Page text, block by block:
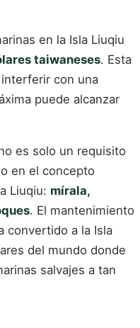
en la Isla Liuqiu
taiwaneses. Esta
con una
puede alcanzar
es solo un requisito
en el concepto
Liuqiu: mírala,
. El mantenimiento
convertido a la Isla
del mundo donde
salvajes a tan